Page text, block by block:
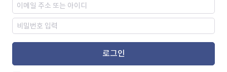
로그인